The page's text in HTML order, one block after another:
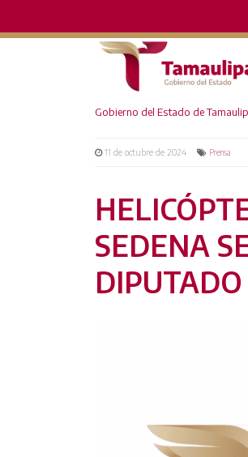
Gobierno del Estado de
11 de octubre de 2024 Prensa
SEDENA